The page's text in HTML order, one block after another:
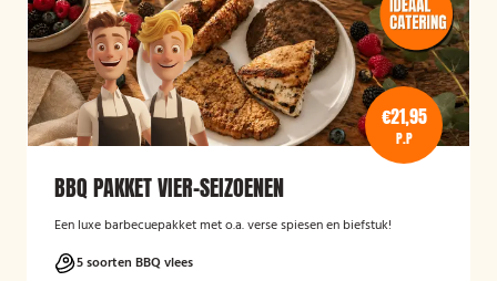
€21,95
P.P
BBQ PAKKET VIER-SEIZOENEN
Een luxe barbecuepakket met o.a. verse spiesen en biefstuk!
5 soorten BBQ vlees